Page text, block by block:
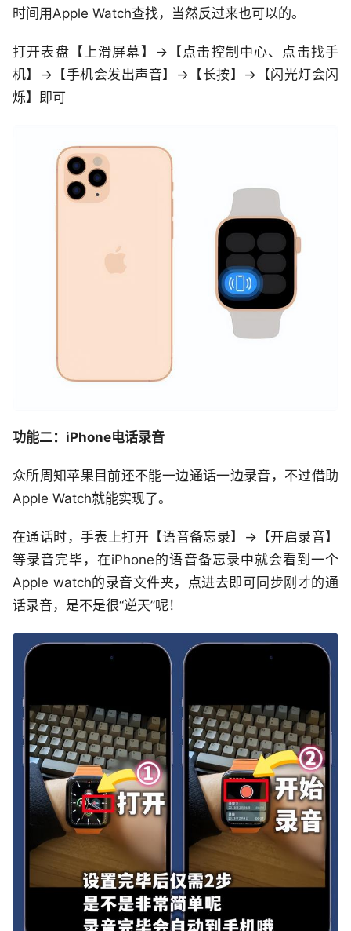
时间用Apple Watch查找，当然反过来也可以的。
打开表盘【上滑屏幕】->【点击控制中心、点击找手
机】->【手机会发出声音】->【长按】->【闪光灯会闪
烁】即可
功能二：iPhone电话录音
众所周知苹果目前还不能一边通话一边录音，不过借助
Apple Watch就能实现了。
在通话时，手表上打开【语音备忘录】->【开启录音】
等录音完毕，在iPhone的语音备忘录中就会看到一个
Apple watch的录音文件夹，点进去即可同步刚才的通
话录音，是不是很“逆天”呢！